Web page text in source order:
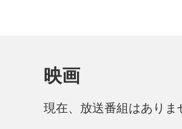
映画
現在、放送番組はありま